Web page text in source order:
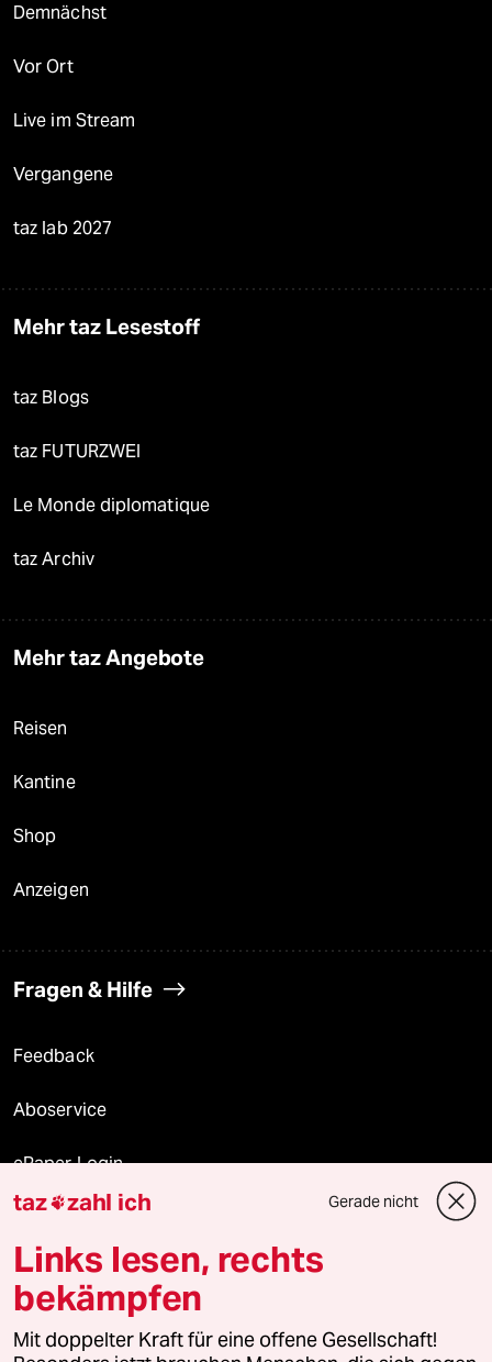
Demnächst
Vor Ort
Live im Stream
Vergangene
taz lab 2027
Mehr taz Lesestoff
taz Blogs
taz FUTURZWEI
Le Monde diplomatique
taz Archiv
Mehr taz Angebote
Reisen
Kantine
Shop
Anzeigen
Fragen & Hilfe
Feedback
Aboservice
ePaper Login
Downloads für Abonnierende
© 2026 taz Verlags und Vertriebs GmbH
Alle Rechte vorbehalten. Bei rechtlichen Fragen oder für Genehmigungen
wenden Sie sich bitte an
lizenzen@taz.de
taz zahl ich Gerade nicht
Links lesen, rechts
bekämpfen
Mit doppelter Kraft für eine offene Gesellschaft!